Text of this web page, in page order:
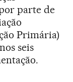
parte de
Primária)
seis